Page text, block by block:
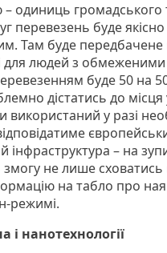
одиниць громадського
перевезень буде
Там буде
для людей з
буде 50 на
дістатись до
у разі
інфраструктура – на
не лише
на табло про
режимі.
нанотехнології